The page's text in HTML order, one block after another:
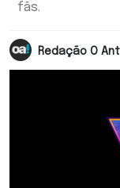
fãs.
Redação O